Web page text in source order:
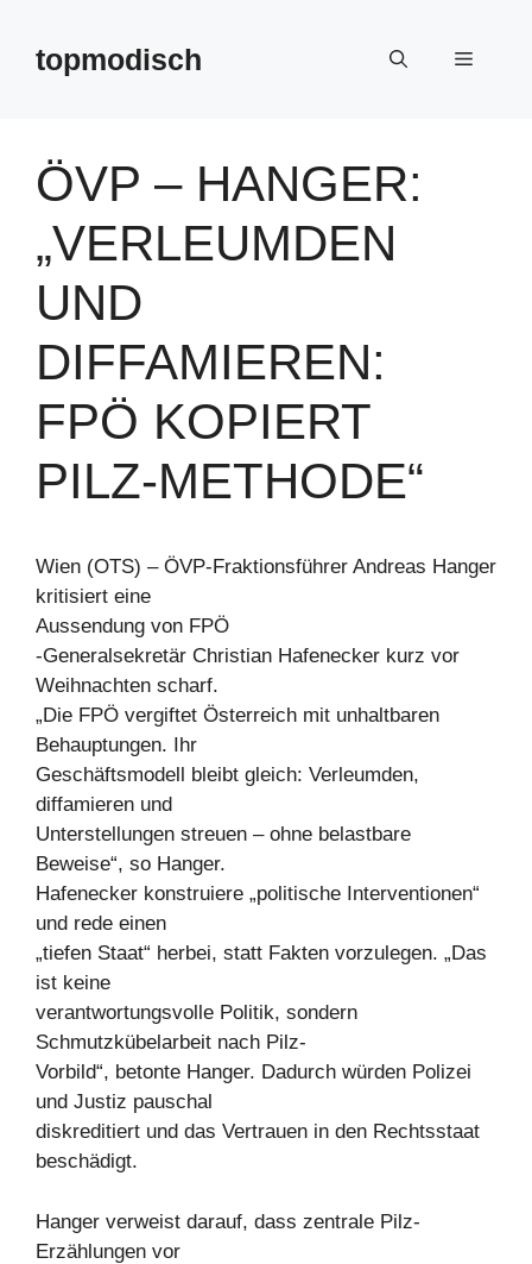
springentopmodisch Menü
ÖVP – HANGER:
„VERLEUMDEN
UND
DIFFAMIEREN:
FPÖ KOPIERT
PILZ-METHODE“
Wien (OTS) – ÖVP-Fraktionsführer Andreas Hanger
kritisiert eine
Aussendung von FPÖ
-Generalsekretär Christian Hafenecker kurz vor
Weihnachten scharf.
„Die FPÖ vergiftet Österreich mit unhaltbaren
Behauptungen. Ihr
Geschäftsmodell bleibt gleich: Verleumden,
diffamieren und
Unterstellungen streuen – ohne belastbare
Beweise“, so Hanger.
Hafenecker konstruiere „politische Interventionen“
und rede einen
„tiefen Staat“ herbei, statt Fakten vorzulegen. „Das
ist keine
verantwortungsvolle Politik, sondern
Schmutzkübelarbeit nach Pilz-
Vorbild“, betonte Hanger. Dadurch würden Polizei
und Justiz pauschal
diskreditiert und das Vertrauen in den Rechtsstaat
beschädigt.
Hanger verweist darauf, dass zentrale Pilz-
Erzählungen vor